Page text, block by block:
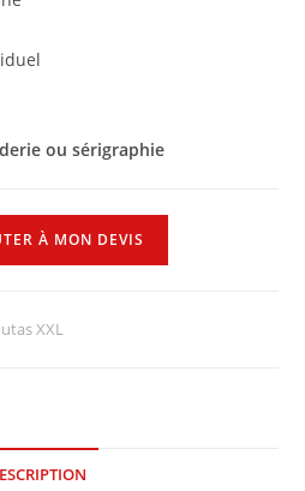
ou sérigraphie
À MON DEVIS
XXL